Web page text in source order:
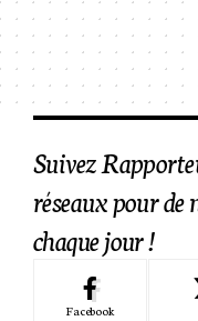
Suivez
réseaux pour de
chaque jour !
Facebook